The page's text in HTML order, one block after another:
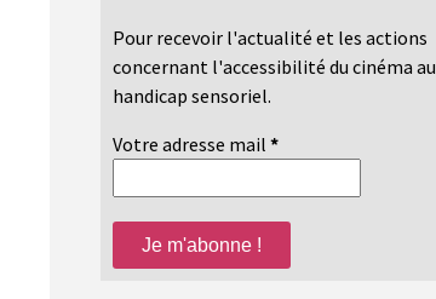
Pour recevoir l'actualité et les actions
concernant l'accessibilité du cinéma au
handicap sensoriel.
Votre adresse mail *